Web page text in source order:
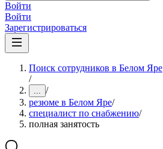
Войти
Войти
Зарегистрироваться
Поиск сотрудников в Белом Яре
/
... /
резюме в Белом Яре/
специалист по снабжению/
полная занятость